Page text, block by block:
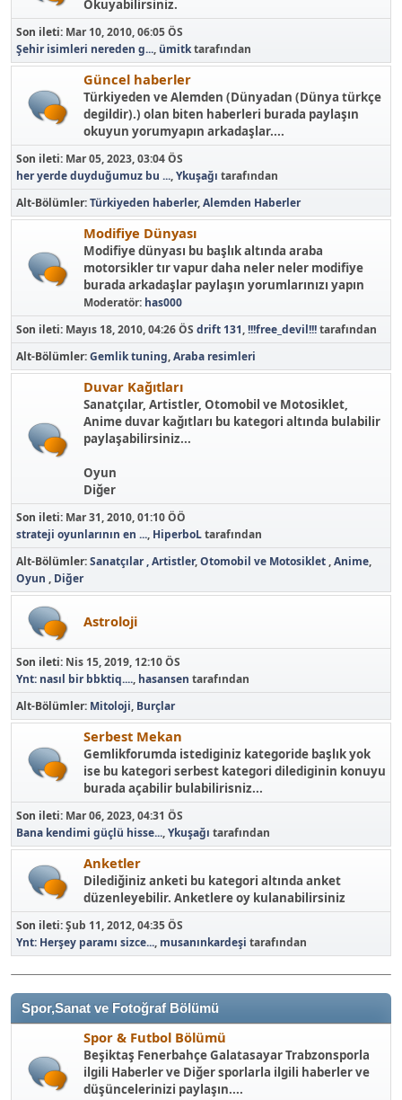
Okuyabilirsiniz.
Son ileti: Mar 10, 2010, 06:05 ÖS
Şehir isimleri nereden g..., ümitktarafından
Güncel haberler
Türkiyeden ve Alemden (Dünyadan (Dünya türkçe
degildir).) olan biten haberleri burada paylaşın
okuyun yorumyapın arkadaşlar....
Son ileti: Mar 05, 2023, 03:04 ÖS
her yerde duyduğumuz bu ...,Ykuşağı tarafından
Alt-Bölümler Türkiyeden haberler Alemden Haberler
Modifiye Dünyası
Modifiye dünyası bu başlık altında araba
motorsikler tır vapur daha neler neler modifiye
burada arkadaşlar paylaşın yorumlarınızı yapın
Moderatör: has000
Son ileti: Mayıs 18, 2010, 04:26 ÖS drift 131,!!!free_devil!!!tarafından
Alt-Bölümler Gemlik tuning Araba resimleri
Duvar Kağıtları
Sanatçılar, Artistler, Otomobil ve Motosiklet,
Anime duvar kağıtları bu kategori altında bulabilir
paylaşabilirsiniz...
Oyun
Diğer
Son ileti: Mar 31, 2010, 01:10 ÖÖ
strateji oyunlarının en ..., HiperboLtarafından
Alt-Bölümler Sanatçılar , Artistler Otomobil ve Motosiklet Anime
Oyun
Diğer
Astroloji
Son ileti: Nis 15, 2019, 12:10 ÖS
Ynt: nasıl bir bbktiq...., hasansen tarafından
Alt-Bölümler Mitoloji Burçlar
Serbest Mekan
Gemlikforumda istediginiz kategoride başlık yok
ise bu kategori serbest kategori dilediginin konuyu
burada açabilir bulabilirisniz...
Son ileti: Mar 06, 2023, 04:31 ÖS
Bana kendimi güçlü hisse...,Ykuşağı tarafından
Anketler
Dilediğiniz anketi bu kategori altında anket
düzenleyebilir. Anketlere oy kulanabilirsiniz
Son ileti:Şub 11, 2012, 04:35 ÖS
Ynt: Herşey paramı sizce..., musanınkardeşi tarafından
Spor,Sanat ve Fotoğraf Bölümü
Spor & Futbol Bölümü
Beşiktaş Fenerbahçe Galatasayar Trabzonsporla
ilgili Haberler ve Diğer sporlarla ilgili haberler ve
düşüncelerinizi paylaşın....